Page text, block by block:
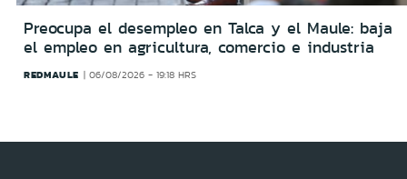
Preocupa el desempleo en Talca y el Maule: baja
el empleo en agricultura, comercio e industria
REDMAULE 06/08/2026 - 19:18 HRS